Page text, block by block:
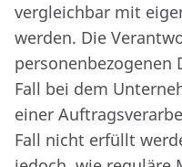
vergleichbar mit
werden. Die
personenbezogenen
Fall bei dem
einer
Fall nicht erfüllt